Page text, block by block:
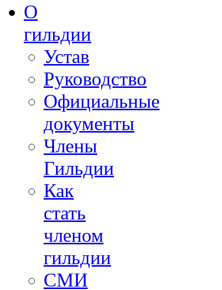
О
гильдии
Устав
Руководство
Официальные
документы
Члены
Гильдии
Как
стать
членом
гильдии
СМИ